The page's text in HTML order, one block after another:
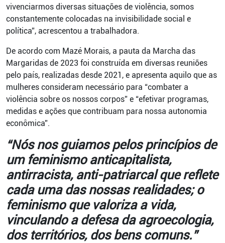
vivenciarmos diversas situações de violência, somos
constantemente colocadas na invisibilidade social e
política”, acrescentou a trabalhadora.
De acordo com Mazé Morais, a pauta da Marcha das
Margaridas de 2023 foi construída em diversas reuniões
pelo país, realizadas desde 2021, e apresenta aquilo que as
mulheres consideram necessário para “combater a
violência sobre os nossos corpos” e “efetivar programas,
medidas e ações que contribuam para nossa autonomia
econômica”.
“Nós nos guiamos pelos princípios de
um feminismo anticapitalista,
antirracista, anti-patriarcal que reflete
cada uma das nossas realidades; o
feminismo que valoriza a vida,
vinculando a defesa da agroecologia,
dos territórios, dos bens comuns.”